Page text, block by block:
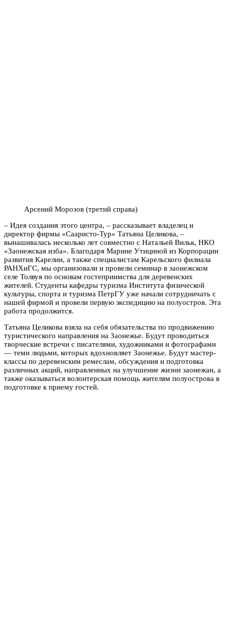
Арсений Морозов (третий справа)
– Идея создания этого центра, – рассказывает владелец и
директор фирмы «Сааристо-Тур» Татьяна Целикова, –
вынашивалась несколько лет совместно с Натальей Вильк, НКО
«Заонежская изба». Благодаря Марине Утициной из Корпорации
развития Карелии, а также специалистам Карельского филиала
РАНХиГС, мы организовали и провели семинар в заонежском
селе Толвуя по основам гостеприимства для деревенских
жителей. Студенты кафедры туризма Института физической
культуры, спорта и туризма ПетрГУ уже начали сотрудничать с
нашей фирмой и провели первую экспедицию на полуостров. Эта
работа продолжится.
Татьяна Целикова взяла на себя обязательства по продвижению
туристического направления на Заонежье. Будут проводиться
творческие встречи с писателями, художниками и фотографами
— теми людьми, которых вдохновляет Заонежье. Будут мастер-
классы по деревенским ремеслам, обсуждения и подготовка
различных акций, направленных на улучшение жизни заонежан, а
также оказываться волонтерская помощь жителям полуострова в
подготовке к приему гостей.